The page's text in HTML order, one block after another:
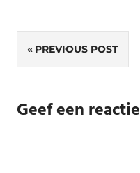
Bericht
navigatie
PREVIOUS POST
Geef een reactie